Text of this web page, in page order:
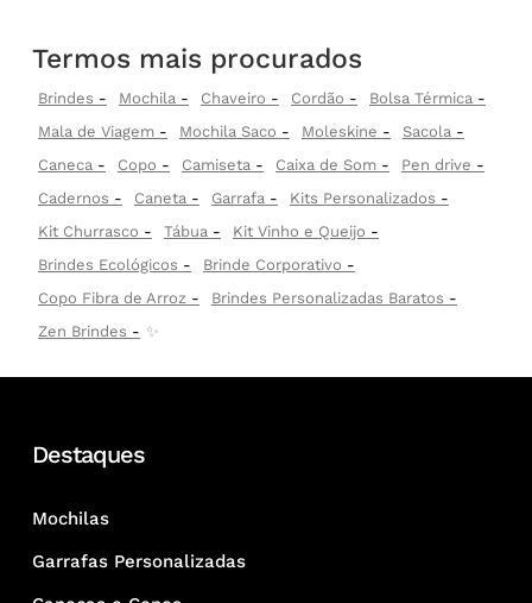
Termos mais procurados
Brindes Mochila Chaveiro Cordão
Bolsa Térmica
Mala de Viagem
Mochila Saco Moleskine
Sacola
Caneca
Copo Camiseta Caixa de Som
Pen drive
Cadernos
Caneta Garrafa
Kits Personalizados
Kit Churrasco
Tábua
Kit Vinho e Queijo
Brindes Ecológicos
Brinde Corporativo
Copo Fibra de Arroz
Brindes Personalizadas Baratos
Zen Brindes
✨
Destaques
Mochilas
Garrafas Personalizadas